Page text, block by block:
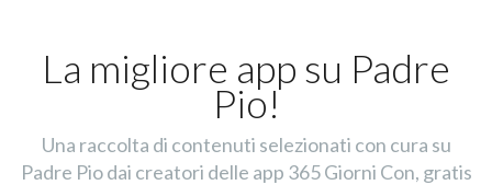
La migliore app su Padre
Pio!
Una raccolta di contenuti selezionati con cura su
Padre Pio dai creatori delle app 365 Giorni Con, gratis